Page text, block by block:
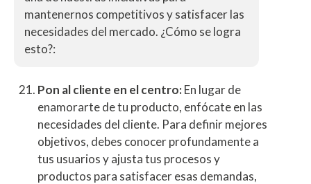
mantenernos competitivos y satisfacer las
necesidades del mercado. ¿Cómo se logra
esto?:
Pon al cliente en el centro:En lugar de
enamorarte de tu producto, enfócate en las
necesidades del cliente. Para definir mejores
objetivos, debes conocer profundamente a
tus usuarios y ajusta tus procesos y
productos para satisfacer esas demandas,